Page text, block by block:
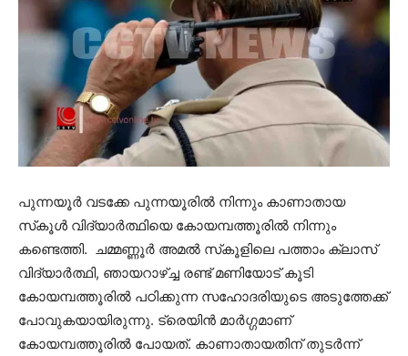
പുന്നയൂര്‍ വടക്കേ പുന്നയൂരില്‍ നിന്നും കാണാതായ
സ്‌കൂള്‍ വിദ്യാര്‍ത്ഥിയെ കോയമ്പത്തൂരില്‍ നിന്നും
കണ്ടെത്തി. ചമ്മണ്ണൂര്‍ അമല്‍ സ്‌കൂളിലെ പത്താം ക്ലാസ്
വിദ്യാര്‍ത്ഥി, ഞായറാഴ്ച്ച രണ്ട് മണിയോട് കൂടി
കോയമ്പത്തൂരില്‍ പഠിക്കുന്ന സഹോദരിയുടെ അടുത്തേക്ക്
പോവുകയായിരുന്നു. ട്രെയിന്‍ മാര്‍ഗ്ഗമാണ്
കോയമ്പത്തൂരില്‍ പോയത്. കാണാതായതിന് തുടര്‍ന്ന്